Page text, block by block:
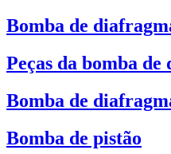
Bomba de
Peças da bomba
Bomba de
Bomba de pistão